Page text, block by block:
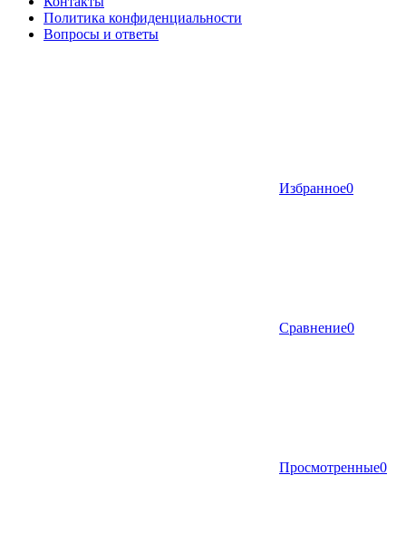
Политика конфиденциальности
Вопросы и ответы
Избранное0
Сравнение0
Просмотренные0